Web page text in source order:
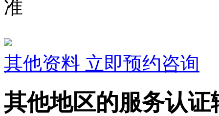
准
其他资料 立即预约咨询
其他地区的服务认证